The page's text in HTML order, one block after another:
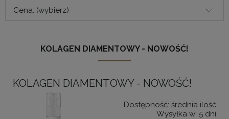
Cena: (wybierz)
KOLAGEN DIAMENTOWY - NOWOŚĆ!
KOLAGEN DIAMENTOWY - NOWOŚĆ!
Dostępność: średnia ilość
Wysyłka w: 5 dni